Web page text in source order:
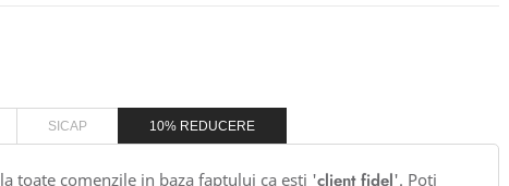
SICAP 10% REDUCERE
la toate comenzile in baza faptului ca esti 'client fidel'. Poti